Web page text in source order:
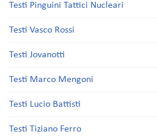
Testi Pinguini Tattici Nucleari
Testi Vasco Rossi
Testi Jovanotti
Testi Marco Mengoni
Testi Lucio Battisti
Testi Tiziano Ferro